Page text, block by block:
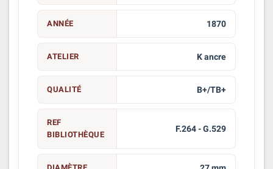
ANNÉE 1870
ATELIER K ancre
QUALITÉ B+/TB+
REF
BIBLIOTHÈQUE
F.264 - G.529